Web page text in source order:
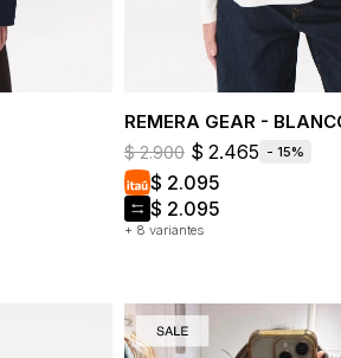
REMERA GEAR -
+ 8 variantes
$ 2.900 $ 2.465 15
$ 2.095
$ 2.095